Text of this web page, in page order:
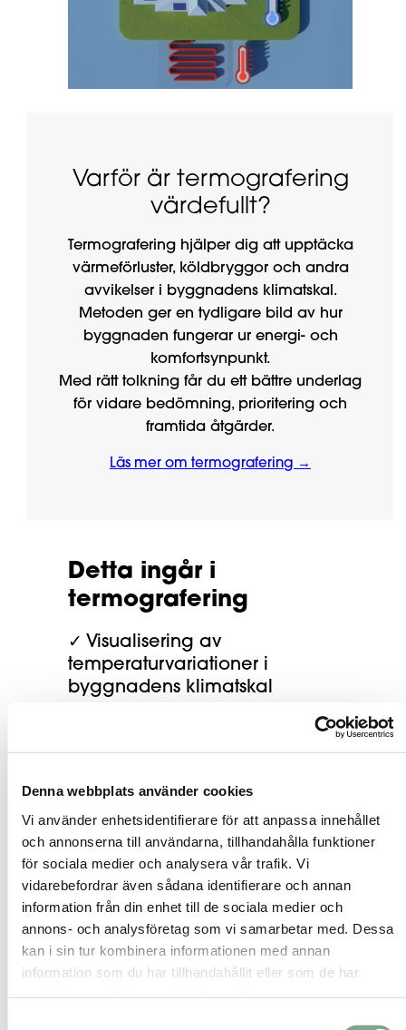
Denna webbplats använder cookies
Vi använder enhetsidentifierare för att anpassa innehållet
och annonserna till användarna, tillhandahålla funktioner
för sociala medier och analysera vår trafik. Vi
vidarebefordrar även sådana identifierare och annan
information från din enhet till de sociala medier och
annons- och analysföretag som vi samarbetar med. Dessa
kan i sin tur kombinera informationen med annan
information som du har tillhandahållit eller som de har
Varför är termografering
värdefullt?
Termografering hjälper dig att upptäcka
värmeförluster, köldbryggor och andra
avvikelser i byggnadens klimatskal.
Metoden ger en tydligare bild av hur
byggnaden fungerar ur energi- och
komfortsynpunkt.
Med rätt tolkning får du ett bättre underlag
för vidare bedömning, prioritering och
framtida åtgärder.
Läs mer om termografering →
Detta ingår i
termografering
✓ Visualisering av
temperaturvariationer i
byggnadens klimatskal
✓ Underlag för att identifiera
värmeförluster och köldbryggor
✓ Indikationer på luftläckage
kring fönster, dörrar och andra
anslutningar
✓ Stöd vid bedömning av
isolering och
temperaturavvikelser
✓ Ett visuellt komplement till
energibesiktning och okulär
genomgång